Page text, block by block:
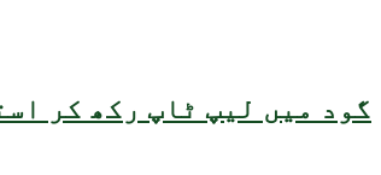
گود میں لیپ ٹاپ رکھ کر